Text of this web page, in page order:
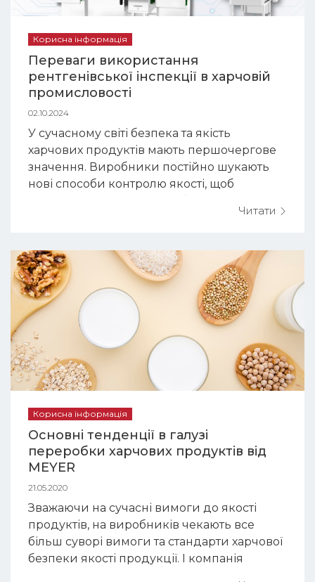
Корисна інформація
Переваги використання
рентгенівської інспекції в харчовій
промисловості
02.10.2024
У сучасному світі безпека та якість
харчових продуктів мають першочергове
значення. Виробники постійно шукають
нові способи контролю якості, щоб
продукції. Однією з таких передових
детекторах, яка зробила прорив у процесі
контролю якості в харчовій промисловості.
У цій статті ми розглянемо ключові
переваг...
Читати
Корисна інформація
Основні тенденції в галузі
переробки харчових продуктів від
MEYER
21.05.2020
Зважаючи на сучасні вимоги до якості
продуктів, на виробників чекають все
більш суворі вимоги та стандарти харчової
безпеки якості продукції. І компанія